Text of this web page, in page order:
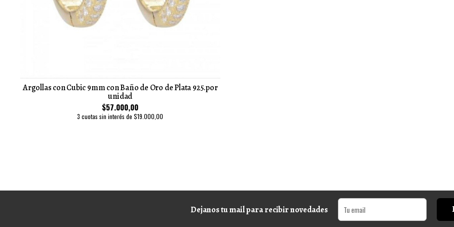
Argollas con Cubic 9mm con Baño de Oro de Plata 925.por
unidad
$57.000,00
3 cuotas sin interés de $19.000,00
Dejanos tu mail para recibir novedades